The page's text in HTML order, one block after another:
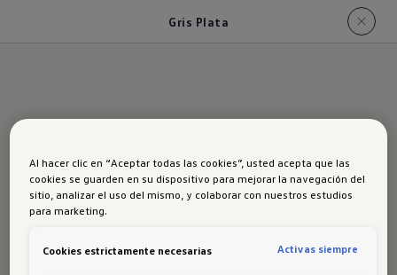
Gris Plata
Gris Plata
Al hacer clic en “Aceptar todas las cookies”, usted acepta que las
cookies se guarden en su dispositivo para mejorar la navegación del
sitio, analizar el uso del mismo, y colaborar con nuestros estudios
para marketing.
Cookies estrictamente necesarias Activas siempre